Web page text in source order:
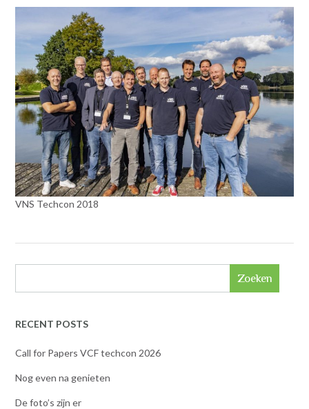
VNS Techcon 2018
Zoeken
RECENT POSTS
Call for Papers VCF techcon 2026
Nog even na genieten
De foto’s zijn er